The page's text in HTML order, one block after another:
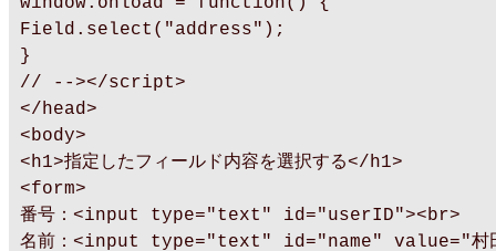
Field.select("address");
}
// --></script>
</head>
<body>
<h1>指定したフィールド内容を選択する</h1>
<form>
番号：<input type="text" id="userID"><br>
名前：<input type="text" id="name" value="村